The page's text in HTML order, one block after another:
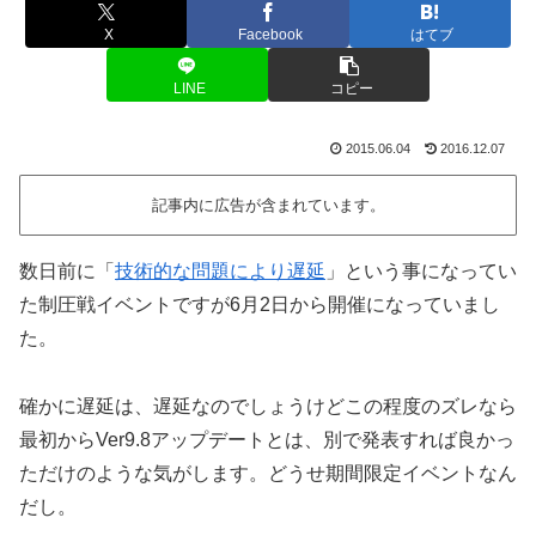
X Facebook はてブ
LINE コピー
2015.06.04 2016.12.07
記事内に広告が含まれています。
数日前に「 技術的な問題により遅延 」という事になってい
た制圧戦イベントですが6月2日から開催になっていまし
た。
確かに遅延は、遅延なのでしょうけどこの程度のズレなら
最初からVer9.8アップデートとは、別で発表すれば良かっ
ただけのような気がします。どうせ期間限定イベントなん
だし。